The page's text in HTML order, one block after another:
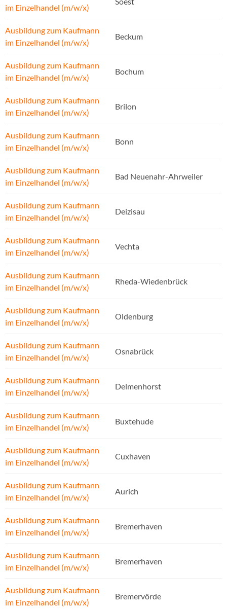
im Einzelhandel (m/w/x)
Ausbildung zum Kaufmann
im Einzelhandel (m/w/x)
Beckum
Ausbildung zum Kaufmann
im Einzelhandel (m/w/x)
Bochum
Ausbildung zum Kaufmann
im Einzelhandel (m/w/x)
Brilon
Ausbildung zum Kaufmann
im Einzelhandel (m/w/x)
Bonn
Ausbildung zum Kaufmann
im Einzelhandel (m/w/x)
Bad Neuenahr-Ahrweiler
Ausbildung zum Kaufmann
im Einzelhandel (m/w/x)
Deizisau
Ausbildung zum Kaufmann
im Einzelhandel (m/w/x)
Vechta
Ausbildung zum Kaufmann
im Einzelhandel (m/w/x)
Rheda-Wiedenbrück
Ausbildung zum Kaufmann
im Einzelhandel (m/w/x)
Oldenburg
Ausbildung zum Kaufmann
im Einzelhandel (m/w/x)
Osnabrück
Ausbildung zum Kaufmann
im Einzelhandel (m/w/x)
Delmenhorst
Ausbildung zum Kaufmann
im Einzelhandel (m/w/x)
Buxtehude
Ausbildung zum Kaufmann
im Einzelhandel (m/w/x)
Cuxhaven
Ausbildung zum Kaufmann
im Einzelhandel (m/w/x)
Aurich
Ausbildung zum Kaufmann
im Einzelhandel (m/w/x)
Bremerhaven
Ausbildung zum Kaufmann
im Einzelhandel (m/w/x)
Bremerhaven
Ausbildung zum Kaufmann
im Einzelhandel (m/w/x)
Bremervörde